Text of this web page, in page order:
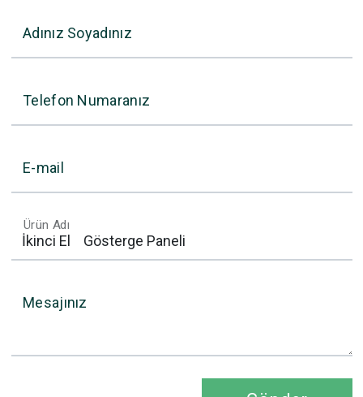
Adınız Soyadınız
Telefon Numaranız
E-mail
Ürün Adı
Mesajınız